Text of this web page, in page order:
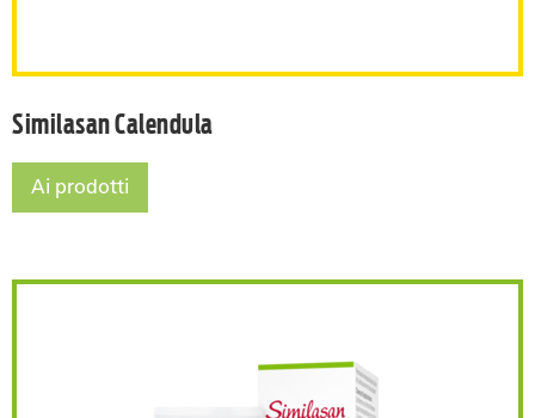
Similasan Calendula
Similasan Calendula
Ai prodotti